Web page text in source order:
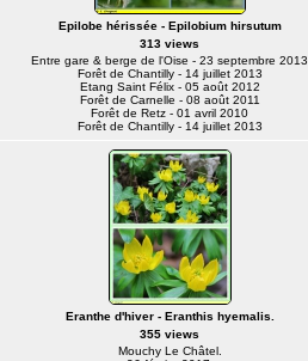
Epilobe hérissée - Epilobium hirsutum
313 views
Entre gare & berge de l'Oise - 23 septembre 2013
Forêt de Chantilly - 14 juillet 2013
Etang Saint Félix - 05 août 2012
Forêt de Carnelle - 08 août 2011
Forêt de Retz - 01 avril 2010
Forêt de Chantilly - 14 juillet 2013
Eranthe d'hiver - Eranthis hyemalis.
355 views
Mouchy Le Châtel.